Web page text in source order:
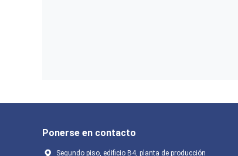
Ponerse en contacto
Segundo piso, edificio B4, planta de producción